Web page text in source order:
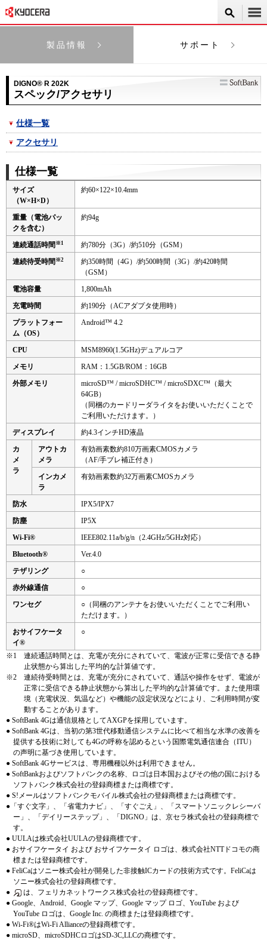
製品情報 サポート
DIGNO® R 202K
スペック/アクセサリ
仕様一覧
アクセサリ
仕様一覧
サイズ
（W×H×D）
約60×122×10.4mm
重量（電池パッ
クを含む）
約94g
連続通話時間 ※1
約780分（3G）/約510分（GSM）
連続待受時間 ※2
約350時間（4G）/約500時間（3G）/約420時間
（GSM）
電池容量
1,800mAh
充電時間
約190分（ACアダプタ使用時）
プラットフォー
ム（OS）
Android™ 4.2
CPU
MSM8960(1.5GHz)デュアルコア
メモリ
RAM：1.5GB/ROM：16GB
外部メモリ
microSD™ / microSDHC™ / microSDXC™（最大
64GB）
（同梱のカードリーダライタをお使いいただくことで
ご利用いただけます。）
ディスプレイ
約4.3インチHD液晶
カ
メ
ラ
アウトカ
メラ
有効画素数約810万画素CMOSカメラ
（AF/手ブレ補正付き）
インカメ
ラ
有効画素数約32万画素CMOSカメラ
防水
IPX5/IPX7
防塵
IP5X
Wi-Fi®
IEEE802.11a/b/g/n（2.4GHz/5GHz対応）
Bluetooth®
Ver.4.0
テザリング
○
赤外線通信
○
ワンセグ
○（同梱のアンテナをお使いいただくことでご利用い
ただけます。）
おサイフケータ
イ®
○
※1
連続通話時間とは、充電が充分にされていて、電波が正常に受信できる静
止状態から算出した平均的な計算値です。
※2
連続待受時間とは、充電が充分にされていて、通話や操作をせず、電波が
正常に受信できる静止状態から算出した平均的な計算値です。また使用環
境（充電状況、気温など）や機能の設定状況などにより、ご利用時間が変
動することがあります。
● SoftBank 4Gは通信規格としてAXGPを採用しています。
● SoftBank 4Gは、当初の第3世代移動通信システムに比べて相当な水準の改善を
提供する技術に対しても4Gの呼称を認めるという国際電気通信連合（ITU）
の声明に基づき使用しています。
● SoftBank 4Gサービスは、専用機種以外は利用できません。
● SoftBankおよびソフトバンクの名称、ロゴは日本国およびその他の国における
ソフトバンク株式会社の登録商標または商標です。
● S!メールはソフトバンクモバイル株式会社の登録商標または商標です。
●「すぐ文字」、「省電力ナビ」、「すぐごえ」、「スマートソニックレシーバ
ー」、「デイリーステップ」、「DIGNO」は、京セラ株式会社の登録商標で
す。
● UULAは株式会社UULAの登録商標です。
● おサイフケータイ および おサイフケータイ ロゴは、株式会社NTTドコモの商
標または登録商標です。
● FeliCaはソニー株式会社が開発した非接触ICカードの技術方式です。FeliCaは
ソニー株式会社の登録商標です。
●
は、フェリカネットワークス株式会社の登録商標です。
● Google、Android、Google マップ、Google マップ ロゴ、YouTube および
YouTube ロゴは、Google Inc. の商標または登録商標です。
● Wi-Fi®はWi-Fi Allianceの登録商標です。
● microSD、microSDHCロゴはSD-3C,LLCの商標です。